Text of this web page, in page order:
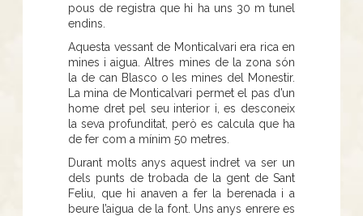
pous de registra que hi ha uns 30 m tunel
endins.
Aquesta vessant de Monticalvari era rica en
mines i aigua. Altres mines de la zona són
la de can Blasco o les mines del Monestir.
La mina de Monticalvari permet el pas d’un
home dret pel seu interior i, es desconeix
la seva profunditat, però es calcula que ha
de fer com a mínim 50 metres.
Durant molts anys aquest indret va ser un
dels punts de trobada de la gent de Sant
Feliu, que hi anaven a fer la berenada i a
beure l’aigua de la font. Uns anys enrere es